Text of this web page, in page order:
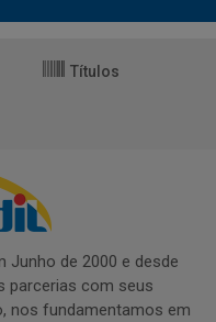
Títulos
de 2000 e desde
parcerias com seus
nos fundamentamos em